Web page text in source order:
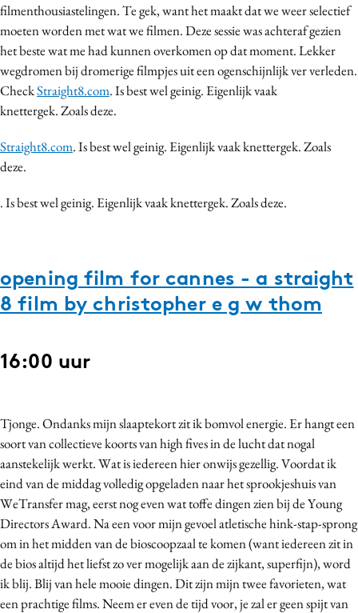
Purpose Marketing
Reputatie & crisis
filmenthousiastelingen. Te gek, want het maakt dat we weer selectief
moeten worden met wat we filmen. Deze sessie was achteraf gezien
het beste wat me had kunnen overkomen op dat moment. Lekker
wegdromen bij dromerige filmpjes uit een ogenschijnlijk ver verleden.
CheckStraight8.com. Is best wel geinig. Eigenlijk vaak
knettergek. Zoals deze.
Straight8.com. Is best wel geinig. Eigenlijk vaak knettergek. Zoals
deze.
. Is best wel geinig. Eigenlijk vaak knettergek. Zoals deze.
opening film for cannes - a straight
8 film by christopher e g w thom
16:00 uur
Tjonge. Ondanks mijn slaaptekort zit ik bomvol energie. Er hangt een
soort van collectieve koorts van high fives in de lucht dat nogal
aanstekelijk werkt. Wat is iedereen hier onwijs gezellig. Voordat ik
eind van de middag volledig opgeladen naar het sprookjeshuis van
WeTransfer mag, eerst nog even wat toffe dingen zien bij de Young
Directors Award. Na een voor mijn gevoel atletische hink-stap-sprong
om in het midden van de bioscoopzaal te komen (want iedereen zit in
de bios altijd het liefst zo ver mogelijk aan de zijkant, superfijn), word
ik blij. Blij van hele mooie dingen. Dit zijn mijn twee favorieten, wat
een prachtige films. Neem er even de tijd voor, je zal er geen spijt van